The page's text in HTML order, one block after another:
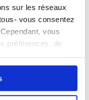
sur les réseaux
vous consentez
vous
préférences, de
ou de retirer
le fait de ne
certaines
de